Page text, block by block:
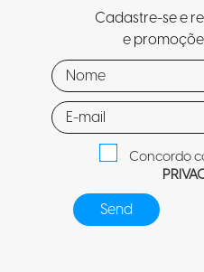
Cadastre-se e
e
Concordo